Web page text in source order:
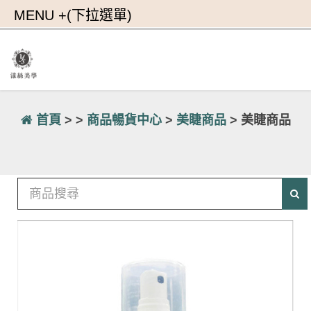
首頁 > > 商品暢貨中心> 美睫商品> 美睫商品